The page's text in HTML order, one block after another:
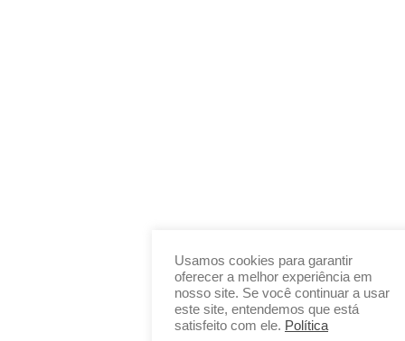
Usamos cookies para garantir
oferecer a melhor experiência em
nosso site. Se você continuar a usar
este site, entendemos que está
satisfeito com ele. Política